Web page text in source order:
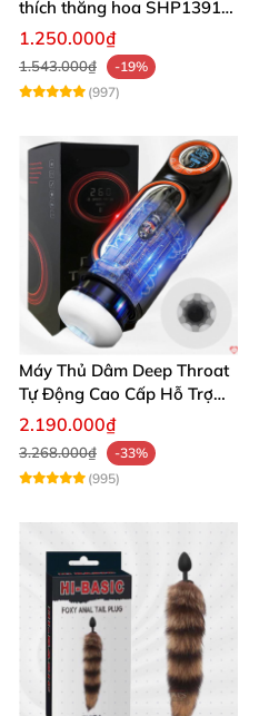
thích thăng hoa SHP1391
ShopHanhPhuc
1.250.000₫
1.543.000₫
-19%
(997)
Máy Thủ Dâm Deep Throat
Tự Động Cao Cấp Hỗ Trợ
Gắn Tường
2.190.000₫
3.268.000₫
-33%
(995)